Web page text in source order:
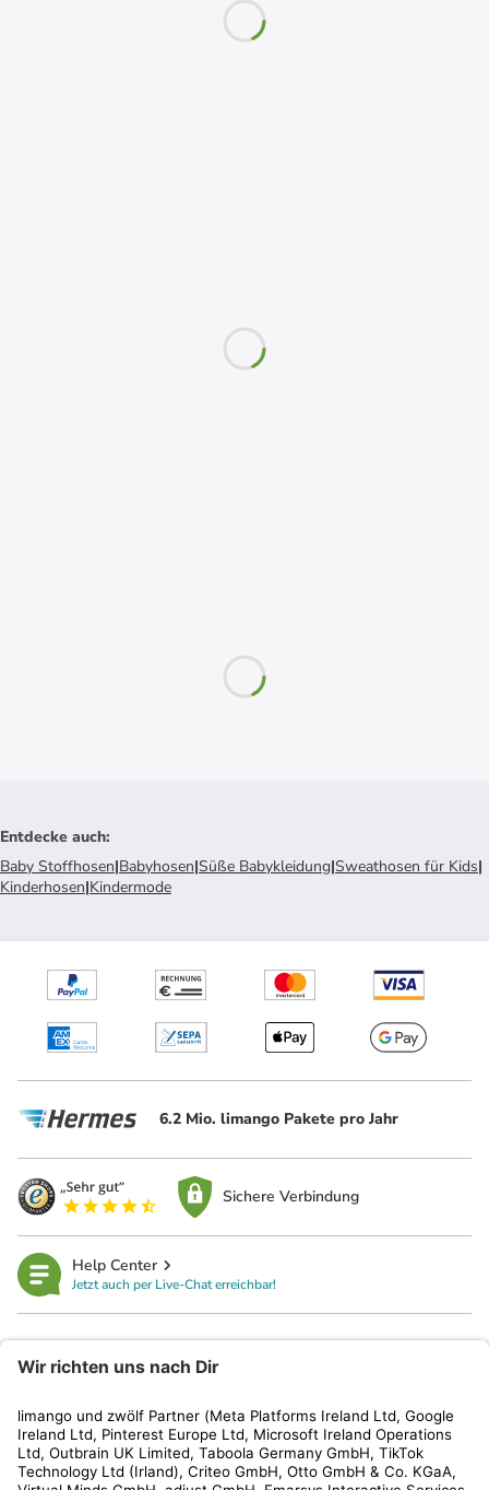
Entdecke auch:
Baby Stoffhosen|Babyhosen|Süße Babykleidung|Sweathosen für Kids|
Kinderhosen|Kindermode
6.2 Mio. limango Pakete pro Jahr
Sichere Verbindung
Help Center
Jetzt auch per Live-Chat erreichbar!
Kundenservice